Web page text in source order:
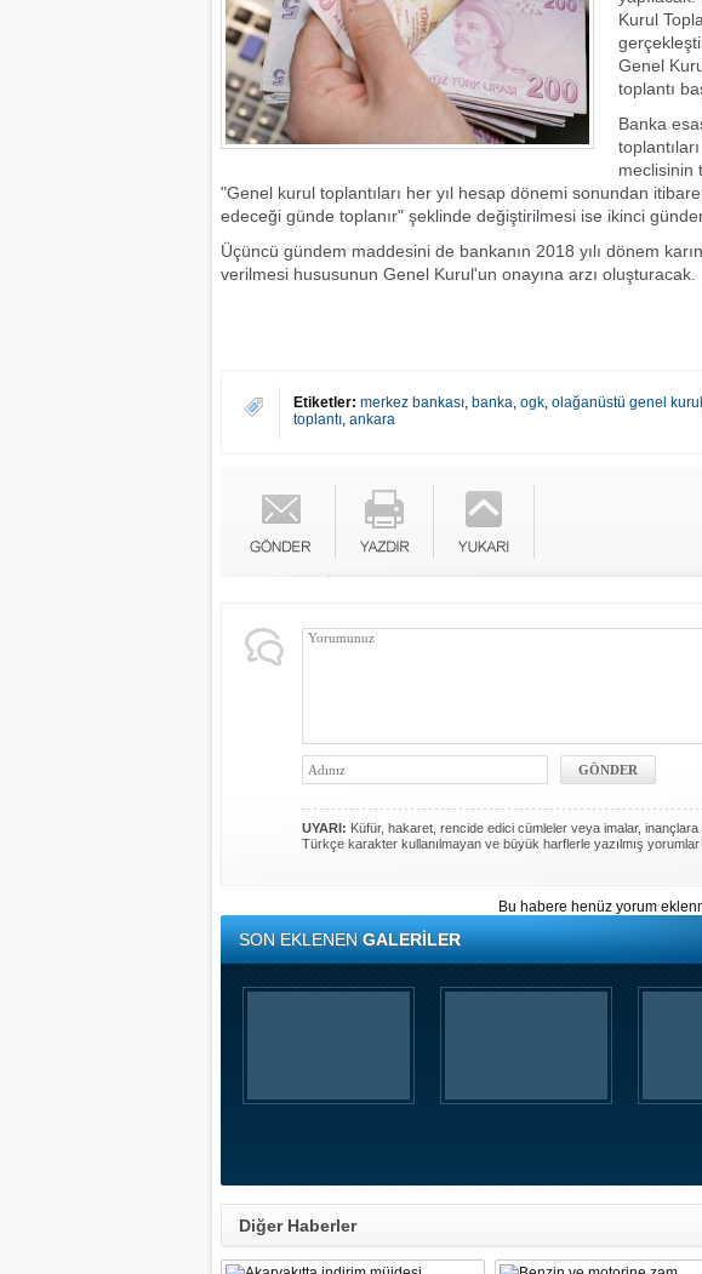
Kurul
Genel
toplantı
Banka
meclisinin
"Genel kurul toplantıları her yıl hesap dönemi sonundan
edeceği günde toplanır" şeklinde değiştirilmesi ise ikinci
Üçüncü gündem maddesini de bankanın 2018 yılı dönem
verilmesi hususunun Genel Kurul'un onayına arzı oluşturacak.
Etiketler: merkez bankası, banka, ogk, olağanüstü genel kurul
toplantı, ankara
UYARI: Küfür, hakaret, rencide edici cümleler veya imalar, inançlara
Türkçe karakter kullanılmayan ve büyük harflerle yazılmış yorumlar
Bu habere henüz yorum
SON EKLENENGALERİLER
Diğer Haberler